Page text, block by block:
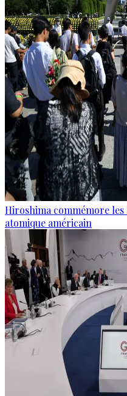
Hiroshima commémore
atomique américain